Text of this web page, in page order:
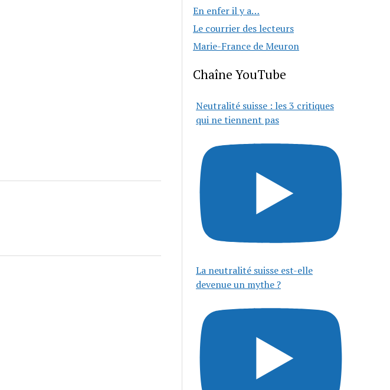
En enfer il y a…
Le courrier des lecteurs
Marie-France de Meuron
Chaîne YouTube
Neutralité suisse : les 3 critiques
qui ne tiennent pas
La neutralité suisse est-elle
devenue un mythe ?